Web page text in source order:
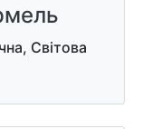
Світова